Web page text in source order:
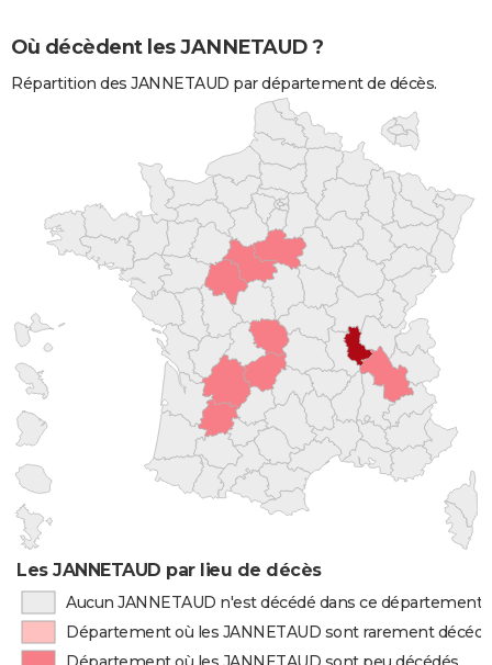
Où décèdent les JANNETAUD ?
Répartition des JANNETAUD par département de décès.
Les JANNETAUD par lieu de décès
Aucun JANNETAUD n'est décédé dans ce département
Département où les JANNETAUD sont rarement